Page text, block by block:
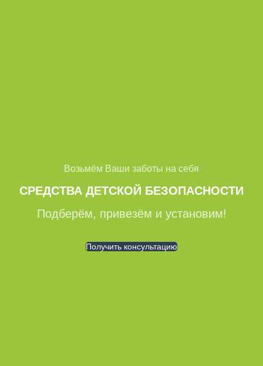
Возьмём Ваши заботы на себя
СРЕДСТВА ДЕТСКОЙ БЕЗОПАСНОСТИ
Подберём, привезём и установим!
Получить консультацию